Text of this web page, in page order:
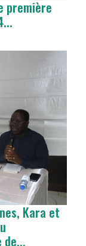
première
Kara et
de...